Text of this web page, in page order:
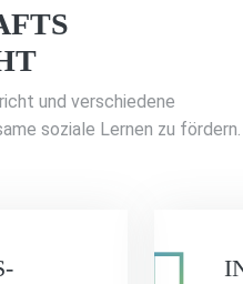
und verschiedene
soziale Lernen zu fördern.